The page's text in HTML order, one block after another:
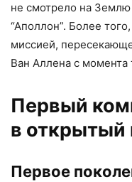
не смотрело на
“Аполлон”. Более
миссией,
Ван Аллена с момента
Первый
в открытый
Первое